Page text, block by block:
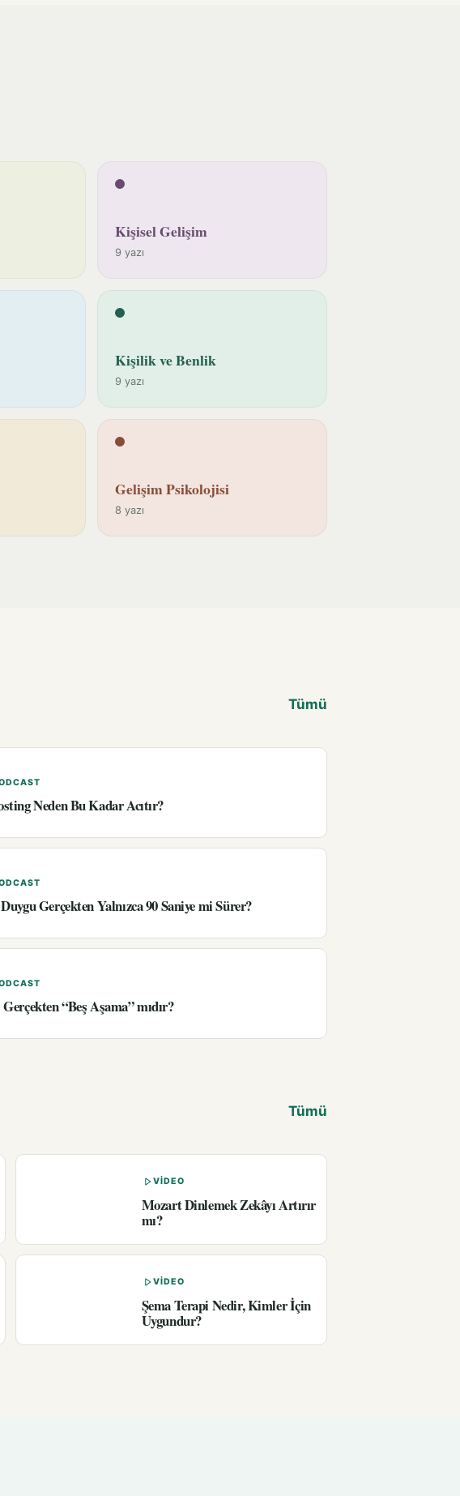
Kişisel Gelişim
9 yazı
Kişilik ve Benlik
9 yazı
Gelişim Psikolojisi
8 yazı
Tümü
Neden Bu Kadar Acıtır?
Gerçekten Yalnızca 90 Saniye mi Sürer?
“Beş Aşama” mıdır?
Tümü
VIDEO
Mozart Dinlemek Zekâyı Artırır
mı?
VIDEO
Şema Terapi Nedir, Kimler İçin
Uygundur?